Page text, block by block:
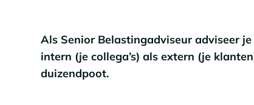
Als Senior Belastingadviseur adviseer
intern (je collega’s) als extern (je
duizendpoot.